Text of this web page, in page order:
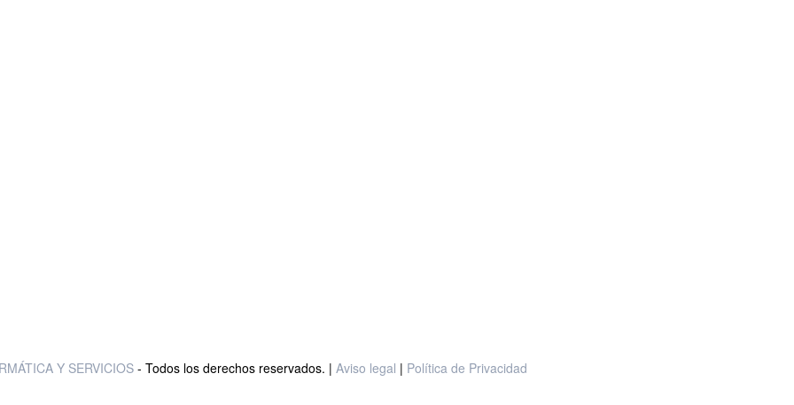
Y SERVICIOS - Todos los derechos reservados. | Aviso legal | Política de Privacidad